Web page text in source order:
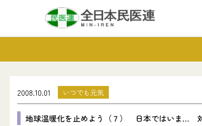
2008.10.01 いつでも元気
地球温暖化を止めよう（７） 日本ではいま…